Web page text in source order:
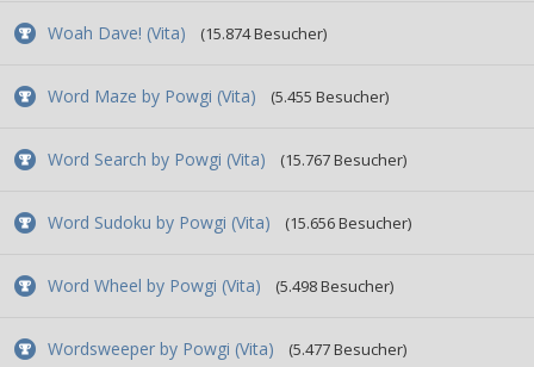
Woah Dave! (Vita) (15.874 Besucher)
Word Maze by Powgi (Vita) (5.455 Besucher)
Word Search by Powgi (Vita) (15.767 Besucher)
Word Sudoku by Powgi (Vita) (15.656 Besucher)
Word Wheel by Powgi (Vita) (5.498 Besucher)
Wordsweeper by Powgi (Vita) (5.477 Besucher)